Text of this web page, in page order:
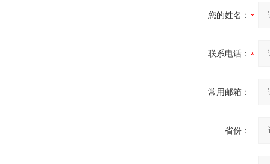
您的姓名：
联系电话：
常用邮箱：
省份：